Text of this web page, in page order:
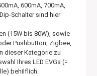
600mA, 700mA,
Schalter sind hier
(15W bis 80W), sowie
Pushbutton, Zigbee,
dieser Kategorie zu
Ihres LED EVGs (=
behilflich.